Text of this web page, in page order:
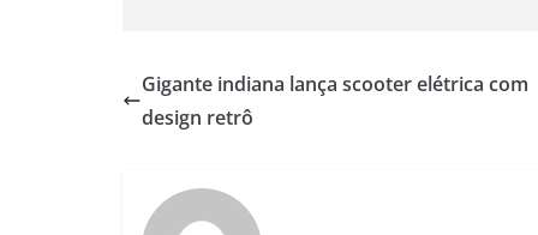
Gigante indiana lança scooter elétrica com
design retrô